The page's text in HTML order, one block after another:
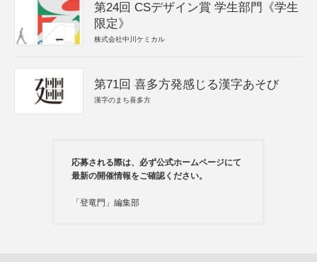
第24回 CSデザイン賞 学生部門《学生
限定》
株式会社中川ケミカル
第71回 喜多方発感じる漢字あそび
漢字のまち喜多方
応募される際は、必ず公式ホームページにて
最新の開催情報をご確認ください。
「登竜門」編集部